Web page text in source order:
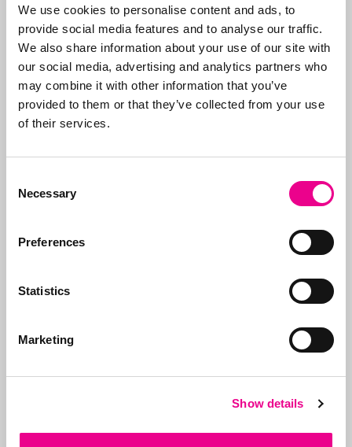
We use cookies to personalise content and ads, to
provide social media features and to analyse our traffic.
We also share information about your use of our site with
our social media, advertising and analytics partners who
may combine it with other information that you’ve
provided to them or that they’ve collected from your use
of their services.
Selection
Necessary
Preferences
Statistics
Marketing
Show details
bedrijven, maar vaak
start alles met een
eerste Benelux
aanvraag. Doel is de
klant te ontzorgen en
daarom verzorgen we
alle stappen, van eerste
vragen en hoe tot aan
wij ook de portefeuilles
zorgen ervoor dat
juiste organisaties
de vele frauduleuze
klanten bij kwesties.